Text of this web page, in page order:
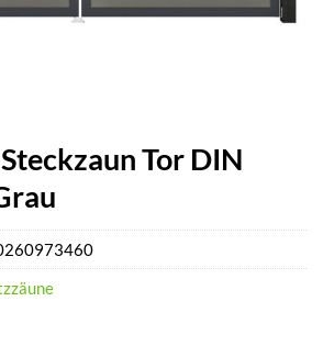
Tor DIN